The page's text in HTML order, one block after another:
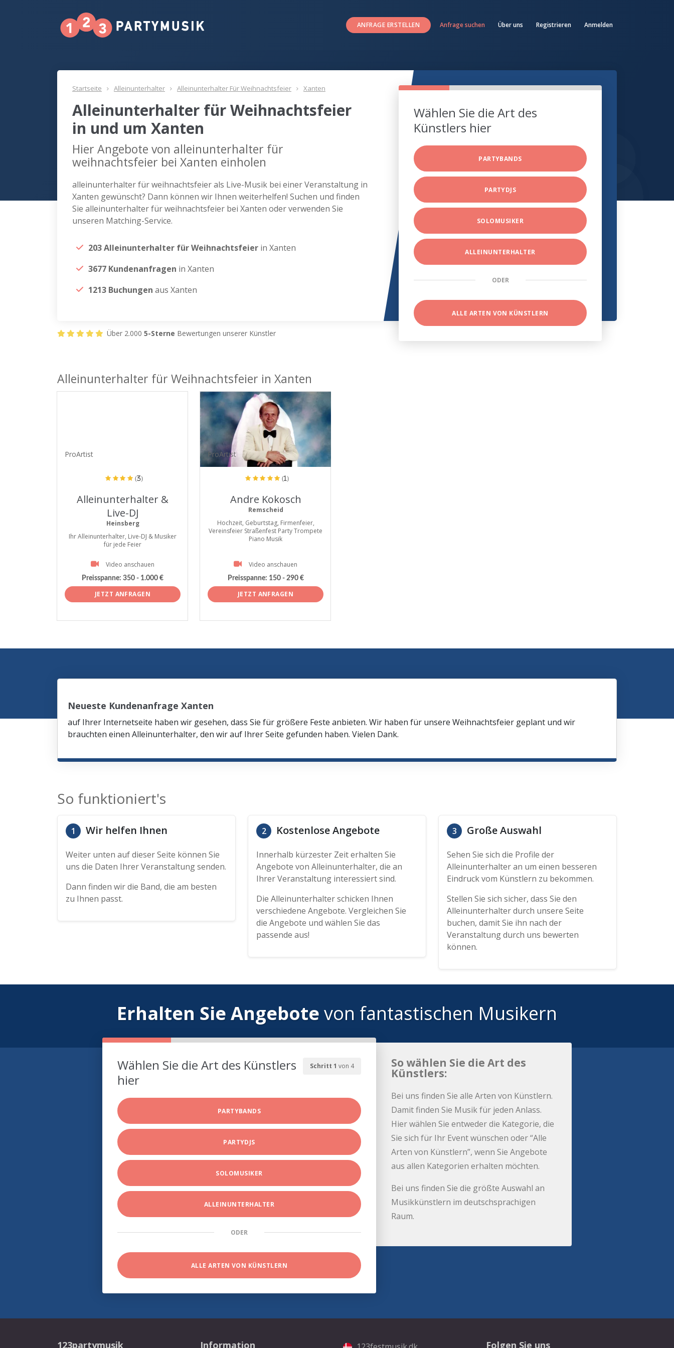
ANFRAGE ERSTELLEN Anfrage suchen Über uns Registrieren Anmelden
Startseite Alleinunterhalter Alleinunterhalter Für Weihnachtsfeier Xanten
Alleinunterhalter für Weihnachtsfeier
in und um Xanten
Hier Angebote von alleinunterhalter für
weihnachtsfeier bei Xanten einholen
alleinunterhalter für weihnachtsfeier als Live-Musik bei einer Veranstaltung in
Xanten gewünscht? Dann können wir Ihnen weiterhelfen! Suchen und finden
Sie alleinunterhalter für weihnachtsfeier bei Xanten oder verwenden Sie
unseren Matching-Service.
203 Alleinunterhalter für Weihnachtsfeier in Xanten
3677 Kundenanfragen in Xanten
1213 Buchungen aus Xanten
Wählen Sie die Art des
Künstlers hier
PARTYBANDS
PARTYDJS
SOLOMUSIKER
ALLEINUNTERHALTER
ODER
ALLE ARTEN VON KÜNSTLERN
Über 2.000 5-Sterne Bewertungen unserer Künstler
Alleinunterhalter für Weihnachtsfeier in Xanten
ProArtist
(3)
Alleinunterhalter &
Live-DJ
Heinsberg
Ihr Alleinunterhalter, Live-DJ & Musiker
für jede Feier
Video anschauen
Preisspanne: 350 - 1.000 €
JETZT ANFRAGEN
ProArtist
(1)
Andre Kokosch
Remscheid
Hochzeit, Geburtstag, Firmenfeier,
Vereinsfeier Straßenfest Party Trompete
Piano Musik
Video anschauen
Preisspanne: 150 - 290 €
JETZT ANFRAGEN
Neueste Kundenanfrage Xanten
auf Ihrer Internetseite haben wir gesehen, dass Sie für größere Feste anbieten. Wir haben für unsere Weihnachtsfeier geplant und wir
brauchten einen Alleinunterhalter, den wir auf Ihrer Seite gefunden haben. Vielen Dank.
So funktioniert's
1 Wir helfen Ihnen
Weiter unten auf dieser Seite können Sie
uns die Daten Ihrer Veranstaltung senden.
Dann finden wir die Band, die am besten
zu Ihnen passt.
2 Kostenlose Angebote
Innerhalb kürzester Zeit erhalten Sie
Angebote von Alleinunterhalter, die an
Ihrer Veranstaltung interessiert sind.
Die Alleinunterhalter schicken Ihnen
verschiedene Angebote. Vergleichen Sie
die Angebote und wählen Sie das
passende aus!
3 Große Auswahl
Sehen Sie sich die Profile der
Alleinunterhalter an um einen besseren
Eindruck vom Künstlern zu bekommen.
Stellen Sie sich sicher, dass Sie den
Alleinunterhalter durch unsere Seite
buchen, damit Sie ihn nach der
Veranstaltung durch uns bewerten
können.
Erhalten Sie Angebote von fantastischen Musikern
Schritt 1 von 4
Wählen Sie die Art des Künstlers
hier
PARTYBANDS
PARTYDJS
SOLOMUSIKER
ALLEINUNTERHALTER
ODER
ALLE ARTEN VON KÜNSTLERN
So wählen Sie die Art des
Künstlers:
Bei uns finden Sie alle Arten von Künstlern.
Damit finden Sie Musik für jeden Anlass.
Hier wählen Sie entweder die Kategorie, die
Sie sich für Ihr Event wünschen oder “Alle
Arten von Künstlern”, wenn Sie Angebote
aus allen Kategorien erhalten möchten.
Bei uns finden Sie die größte Auswahl an
Musikkünstlern im deutschsprachigen
Raum.
123partymusik Information Folgen Sie uns